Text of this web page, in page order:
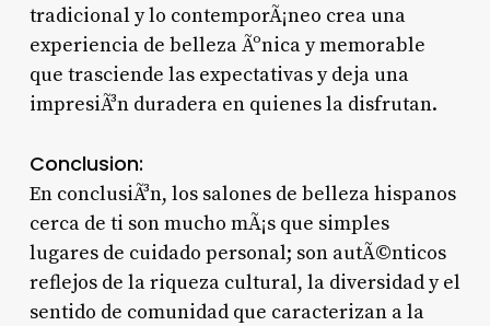
tradicional y lo contemporÃ¡neo crea una
experiencia de belleza Ãºnica y memorable
que trasciende las expectativas y deja una
impresiÃ³n duradera en quienes la disfrutan.
Conclusion:
En conclusiÃ³n, los salones de belleza hispanos
cerca de ti son mucho mÃ¡s que simples
lugares de cuidado personal; son autÃ©nticos
reflejos de la riqueza cultural, la diversidad y el
sentido de comunidad que caracterizan a la